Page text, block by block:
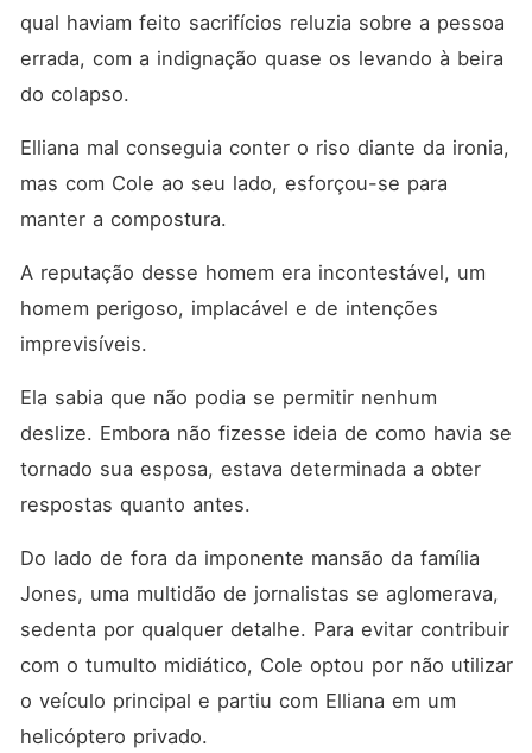
qual haviam feito sacrifícios reluzia sobre a pessoa
errada, com a indignação quase os levando à beira
do colapso.
Elliana mal conseguia conter o riso diante da ironia,
mas com Cole ao seu lado, esforçou-se para
manter a compostura.
A reputação desse homem era incontestável, um
homem perigoso, implacável e de intenções
imprevisíveis.
Ela sabia que não podia se permitir nenhum
deslize. Embora não fizesse ideia de como havia se
tornado sua esposa, estava determinada a obter
respostas quanto antes.
Do lado de fora da imponente mansão da família
Jones, uma multidão de jornalistas se aglomerava,
sedenta por qualquer detalhe. Para evitar contribuir
com o tumulto midiático, Cole optou por não utilizar
o veículo principal e partiu com Elliana em um
helicóptero privado.